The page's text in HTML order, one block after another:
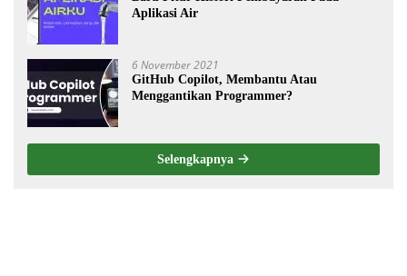
Aplikasi Air
6 November 2021
GitHub Copilot, Membantu Atau
Menggantikan Programmer?
Selengkapnya